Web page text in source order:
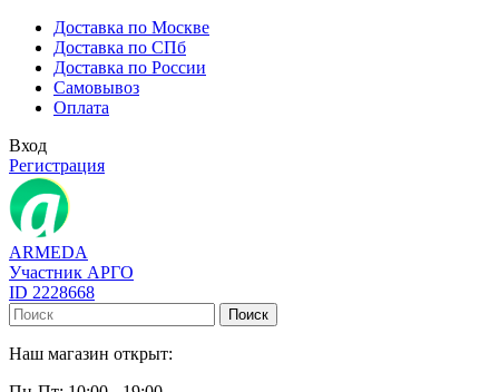
Доставка по Москве
Доставка по СПб
Доставка по России
Самовывоз
Оплата
Вход
Регистрация
ARMEDA
Участник АРГО
ID 2228668
Поиск
Наш магазин открыт: